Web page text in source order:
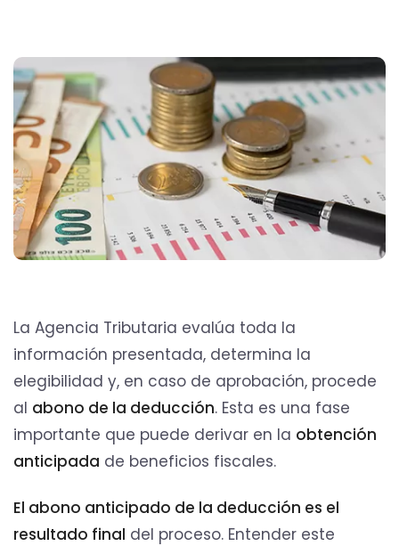
La Agencia Tributaria evalúa toda la
información presentada, determina la
elegibilidad y, en caso de aprobación, procede
al abono de la deducción. Esta es una fase
importante que puede derivar en la obtención
anticipada de beneficios fiscales.
El abono anticipado de la deducción es el
resultado final del proceso. Entender este